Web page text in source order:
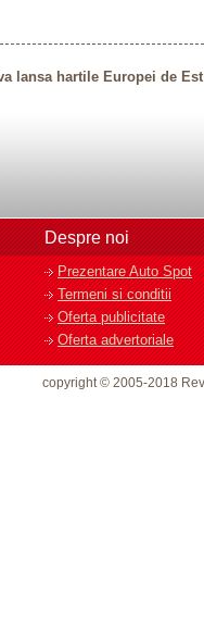
lansa hartile Europei de
Despre noi
Prezentare Auto Spot
Termeni si conditii
Oferta publicitate
Oferta advertoriale
copyright © 2005-2018